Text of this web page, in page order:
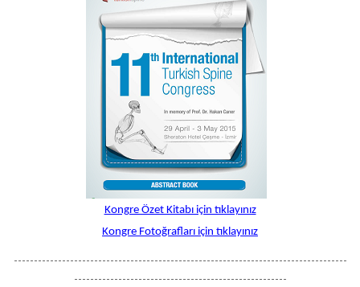
Kongre Özet Kitabı için tıklayınız
Kongre Fotoğrafları için tıklayınız
-----------------------------------------------------------------------------------
-----------------------------------------------------